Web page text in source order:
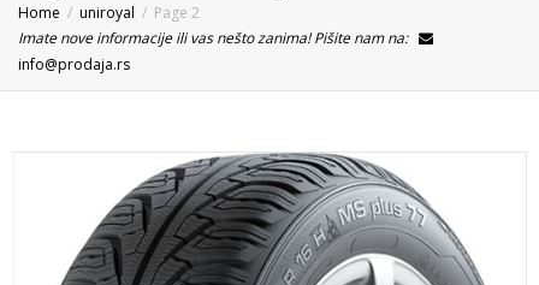
Home uniroyal
Page 2
Imate nove informacije ili vas nešto zanima! Pišite nam na:
info@prodaja.rs